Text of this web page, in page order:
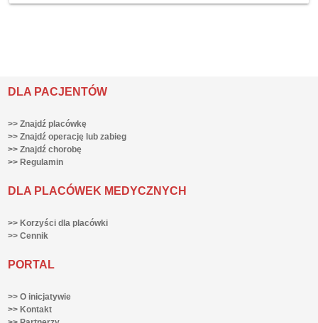
DLA PACJENTÓW
>> Znajdź placówkę
>> Znajdź operację lub zabieg
>> Znajdź chorobę
>> Regulamin
DLA PLACÓWEK MEDYCZNYCH
>> Korzyści dla placówki
>> Cennik
PORTAL
>> O inicjatywie
>> Kontakt